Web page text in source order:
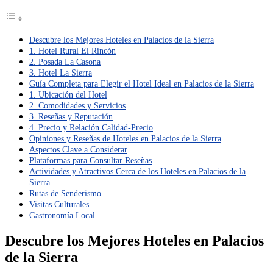
Descubre los Mejores Hoteles en Palacios de la Sierra
1. Hotel Rural El Rincón
2. Posada La Casona
3. Hotel La Sierra
Guía Completa para Elegir el Hotel Ideal en Palacios de la Sierra
1. Ubicación del Hotel
2. Comodidades y Servicios
3. Reseñas y Reputación
4. Precio y Relación Calidad-Precio
Opiniones y Reseñas de Hoteles en Palacios de la Sierra
Aspectos Clave a Considerar
Plataformas para Consultar Reseñas
Actividades y Atractivos Cerca de los Hoteles en Palacios de la
Sierra
Rutas de Senderismo
Visitas Culturales
Gastronomía Local
Descubre los Mejores Hoteles en Palacios
de la Sierra